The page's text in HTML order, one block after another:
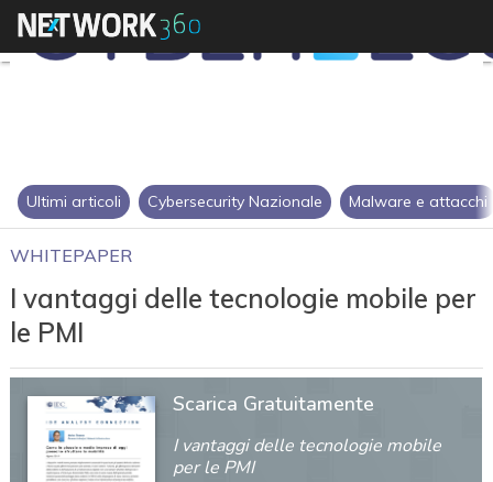
Ultimi articoli Cybersecurity Nazionale Malware e attacchi
WHITEPAPER
I vantaggi delle tecnologie mobile per
le PMI
Scarica Gratuitamente
I vantaggi delle tecnologie mobile
per le PMI